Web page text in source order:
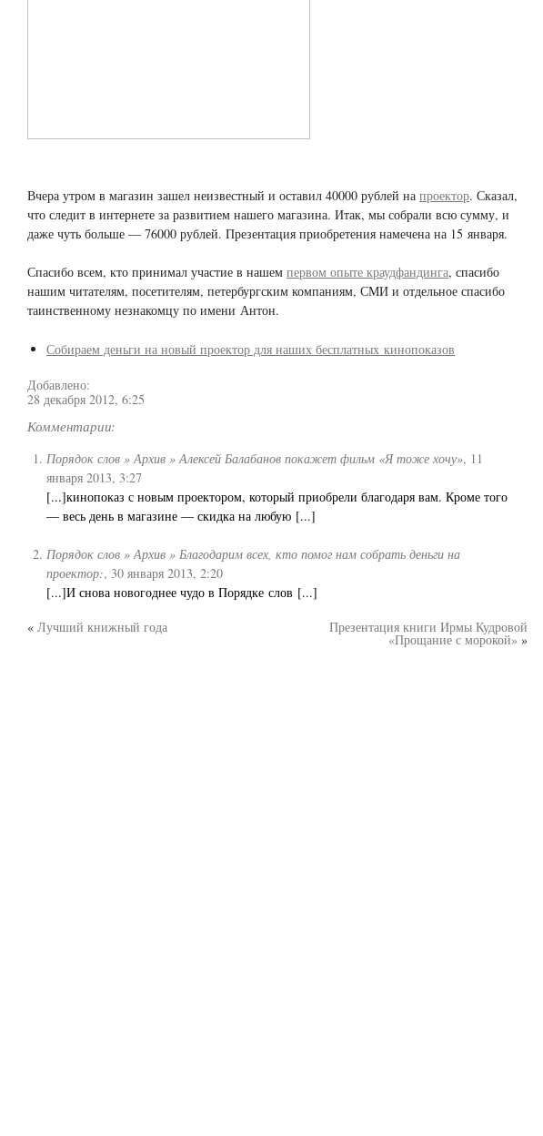
Вчера утром в магазин зашел неизвестный и оставил 40000 рублей на проектор. Сказал,
что следит в интернете за развитием нашего магазина. Итак, мы собрали всю сумму, и
даже чуть больше — 76000 рублей. Презентация приобретения намечена на 15 января.
Спасибо всем, кто принимал участие в нашем первом опыте краудфандинга, спасибо
нашим читателям, посетителям, петербургским компаниям, СМИ и отдельное спасибо
таинственному незнакомцу по имени Антон.
Собираем деньги на новый проектор для наших бесплатных кинопоказов
Добавлено:
28 декабря 2012, 6:25
Комментарии:
Порядок слов » Архив » Алексей Балабанов покажет фильм «Я тоже хочу», 11
января 2013, 3:27
[...]кинопоказ с новым проектором, который приобрели благодаря вам. Кроме того
— весь день в магазине — скидка на любую [...]
Порядок слов » Архив » Благодарим всех, кто помог нам собрать деньги на
проектор:, 30 января 2013, 2:20
[...]И снова новогоднее чудо в Порядке слов [...]
« Лучший книжный года Презентация книги Ирмы Кудровой
«Прощание с морокой» »